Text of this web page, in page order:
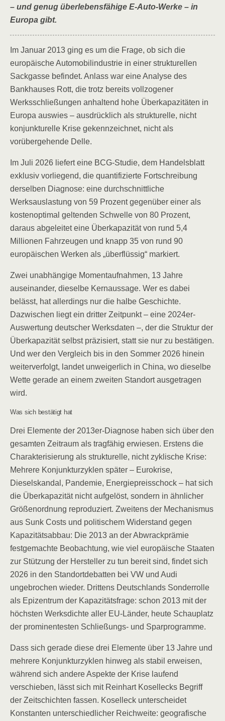
– und genug überlebensfähige E-Auto-Werke – in
Europa gibt.
Im Januar 2013 ging es um die Frage, ob sich die
europäische Automobilindustrie in einer strukturellen
Sackgasse befindet. Anlass war eine Analyse des
Bankhauses Rott, die trotz bereits vollzogener
Werksschließungen anhaltend hohe Überkapazitäten in
Europa auswies – ausdrücklich als strukturelle, nicht
konjunkturelle Krise gekennzeichnet, nicht als
vorübergehende Delle.
Im Juli 2026 liefert eine BCG-Studie, dem Handelsblatt
exklusiv vorliegend, die quantifizierte Fortschreibung
derselben Diagnose: eine durchschnittliche
Werksauslastung von 59 Prozent gegenüber einer als
kostenoptimal geltenden Schwelle von 80 Prozent,
daraus abgeleitet eine Überkapazität von rund 5,4
Millionen Fahrzeugen und knapp 35 von rund 90
europäischen Werken als „überflüssig“ markiert.
Zwei unabhängige Momentaufnahmen, 13 Jahre
auseinander, dieselbe Kernaussage. Wer es dabei
belässt, hat allerdings nur die halbe Geschichte.
Dazwischen liegt ein dritter Zeitpunkt – eine 2024er-
Auswertung deutscher Werksdaten –, der die Struktur der
Überkapazität selbst präzisiert, statt sie nur zu bestätigen.
Und wer den Vergleich bis in den Sommer 2026 hinein
weiterverfolgt, landet unweigerlich in China, wo dieselbe
Wette gerade an einem zweiten Standort ausgetragen
wird.
Was sich bestätigt hat
Drei Elemente der 2013er-Diagnose haben sich über den
gesamten Zeitraum als tragfähig erwiesen. Erstens die
Charakterisierung als strukturelle, nicht zyklische Krise:
Mehrere Konjunkturzyklen später – Eurokrise,
Dieselskandal, Pandemie, Energiepreisschock – hat sich
die Überkapazität nicht aufgelöst, sondern in ähnlicher
Größenordnung reproduziert. Zweitens der Mechanismus
aus Sunk Costs und politischem Widerstand gegen
Kapazitätsabbau: Die 2013 an der Abwrackprämie
festgemachte Beobachtung, wie viel europäische Staaten
zur Stützung der Hersteller zu tun bereit sind, findet sich
2026 in den Standortdebatten bei VW und Audi
ungebrochen wieder. Drittens Deutschlands Sonderrolle
als Epizentrum der Kapazitätsfrage: schon 2013 mit der
höchsten Werksdichte aller EU-Länder, heute Schauplatz
der prominentesten Schließungs- und Sparprogramme.
Dass sich gerade diese drei Elemente über 13 Jahre und
mehrere Konjunkturzyklen hinweg als stabil erweisen,
während sich andere Aspekte der Krise laufend
verschieben, lässt sich mit Reinhart Kosellecks Begriff
der Zeitschichten fassen. Koselleck unterscheidet
Konstanten unterschiedlicher Reichweite: geografische